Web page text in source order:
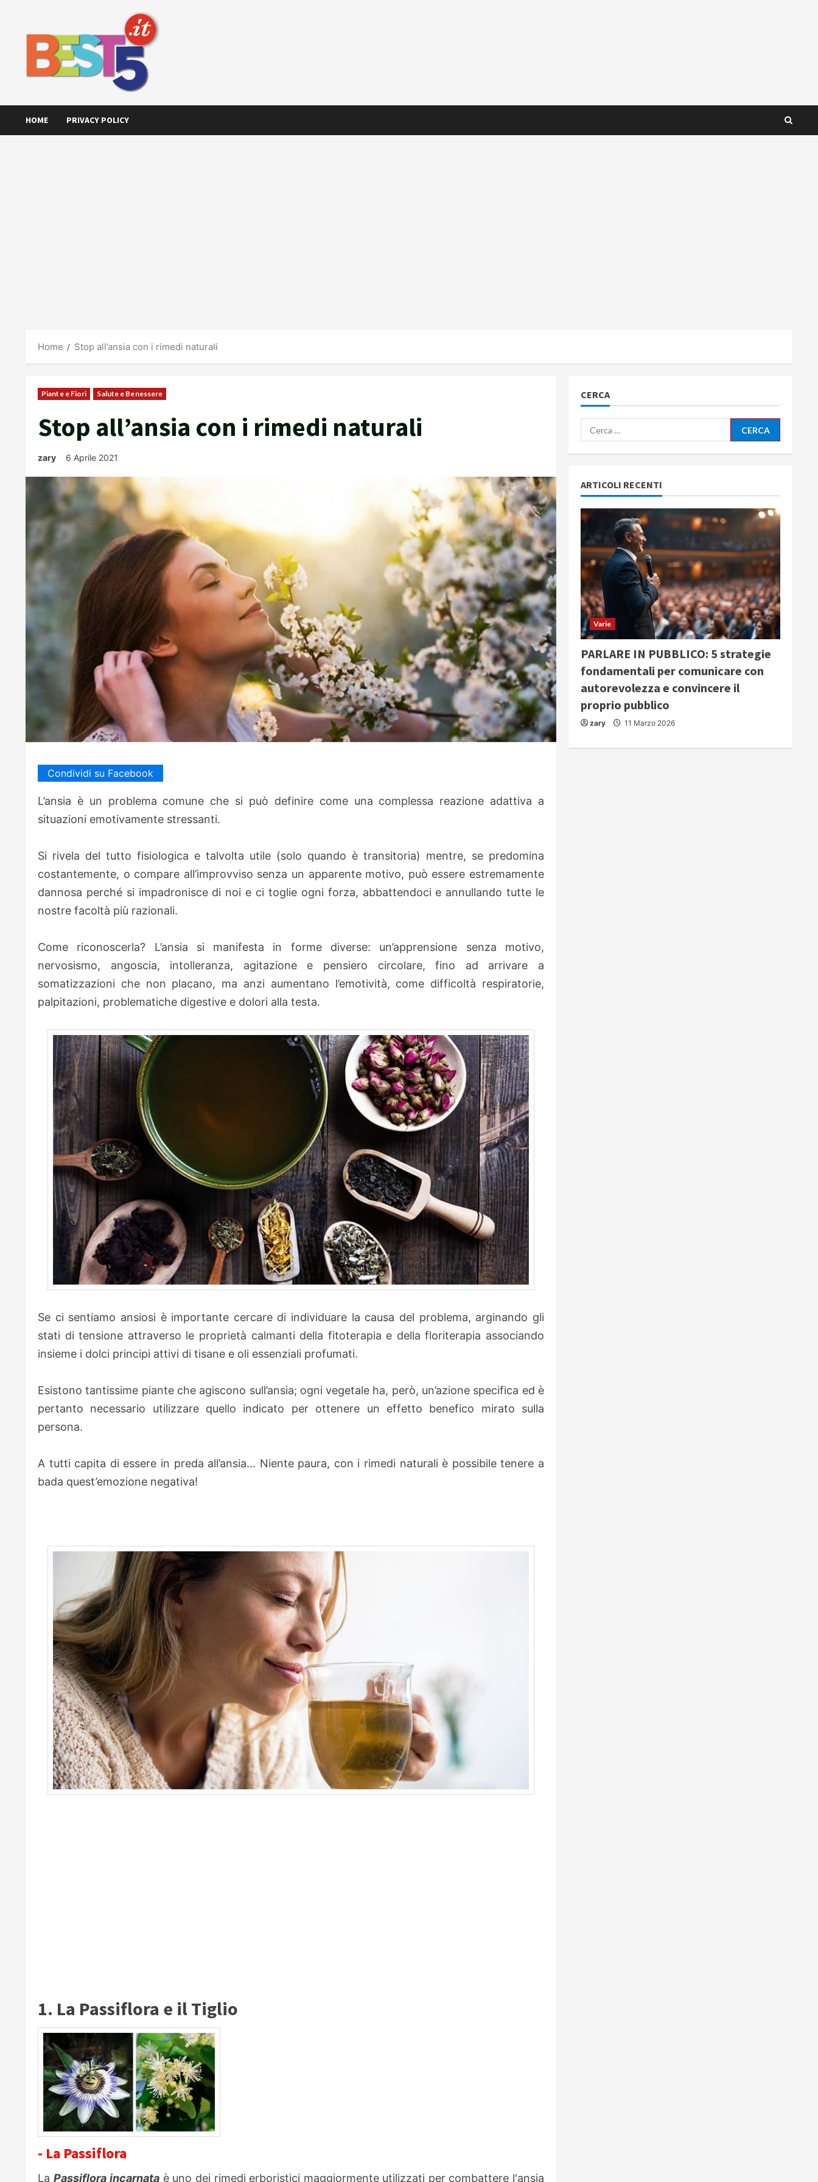
HOME PRIVACY POLICY
Home Stop all’ansia con i rimedi naturali
Piante e Fiori Salute e Benessere
Stop all’ansia con i rimedi naturali
zary 6 Aprile 2021
Condividi su Facebook
L’ansia è un problema comune che si può definire come una complessa reazione adattiva a
situazioni emoti­vamente stressanti.
Si rivela del tutto fisiologica e talvolta utile (solo quan­do è transitoria) mentre, se predomina
costantemente, o compare all’improv­viso senza un apparente motivo, può essere estremamente
dannosa perché si impadronisce di noi e ci toglie ogni forza, abbattendoci e annullando tutte le
nostre facoltà più razionali.
Come riconoscerla? L’ansia si manifesta in forme diverse: un’apprensione senza motivo,
nervosismo, angoscia, intolleranza, agitazione e pensiero circolare, fino ad arrivare a
somatizzazioni che non placano, ma anzi aumentano l’emotività, come difficoltà respiratorie,
palpi­tazioni, problematiche digestive e dolori alla testa.
Se ci sentia­mo ansiosi è importante cercare di individuare la causa del pro­blema, arginando gli
stati di tensione attraverso le proprietà calmanti della fitoterapia e del­la floriterapia associando
insieme i dolci principi attivi di tisane e oli essenziali profumati.
Esistono tantissime piante che agiscono sull’ansia; ogni vegetale ha, però, un’azione specifica ed è
pertan­to necessario utilizzare quello indicato per ottenere un effetto benefico mirato sulla
persona.
A tutti capita di essere in preda all’ansia… Niente paura, con i rimedi naturali è possibile tenere a
bada quest’emozione negativa!
1. La Passiflora e il Tiglio
- La Passiflora
La Passiflora incarnata è uno dei rimedi erboristici maggiormente utilizzati per combattere l'ansia
CERCA
Ricerca
per:
ARTICOLI RECENTI
Varie
PARLARE IN PUBBLICO: 5 strategie
fondamentali per comunicare con
autorevolezza e convincere il
proprio pubblico
zary 11 Marzo 2026